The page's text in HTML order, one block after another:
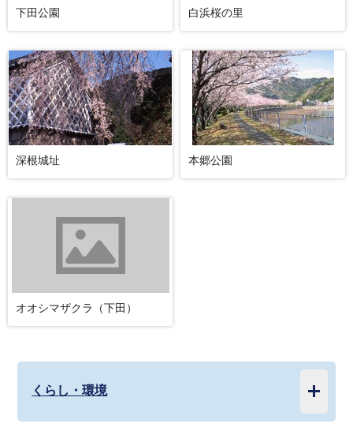
下田公園 白浜桜の里
深根城址 本郷公園
オオシマザクラ（下田）
くらし・環境